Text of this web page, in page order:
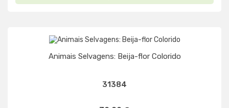
Animais Selvagens: Beija-flor Colorido
31384